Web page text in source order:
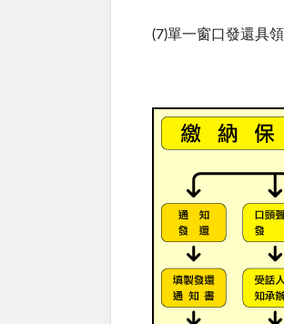
(7)單一窗口發還具領